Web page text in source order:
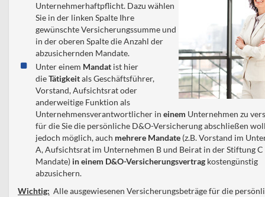
Unternehmerhaftpflicht. Dazu wählen
Sie in der linken Spalte Ihre
gewünschte Versicherungssumme und
in der oberen Spalte die Anzahl der
abzusichernden Mandate.
Unter einem Mandat ist hier
dieTätigkeitals Geschäftsführer,
Vorstand, Aufsichtsrat oder
anderweitige Funktion als
Unternehmensverantwortlicher in einem Unternehmen zu
für die Sie die persönliche D&O-Versicherung abschließen
jedoch möglich, auch mehrere Mandate (z.B. Vorstand im
A, Aufsichtsrat im Unternehmen B und Beirat in der Stiftung C
Mandate) in einem D&O-Versicherungsvertrag kostengünstig
abzusichern.
Wichtig: Alle ausgewiesenen Versicherungsbeträge für die